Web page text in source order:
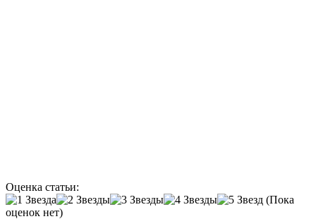
Оценка статьи:
(Пока
оценок нет)